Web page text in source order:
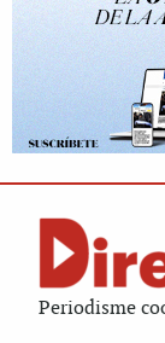
Periodisme